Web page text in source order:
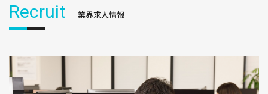
Recruit 業界求人情報